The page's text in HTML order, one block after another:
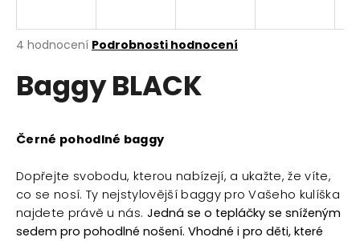
Průměrné
produktu
je
5
hvězdiček.
4 hodnocení Podrobnosti hodnocení
Baggy BLACK
Černé pohodlné baggy
Dopřejte svobodu, kterou nabízejí, a ukažte, že víte,
co se nosí. Ty nejstylovější baggy pro Vašeho kulíška
najdete právě u nás. Jedná se o tepláčky se sníženým
sedem pro pohodlné nošení. Vhodné i pro děti, které
j
t
?
HLEDAT